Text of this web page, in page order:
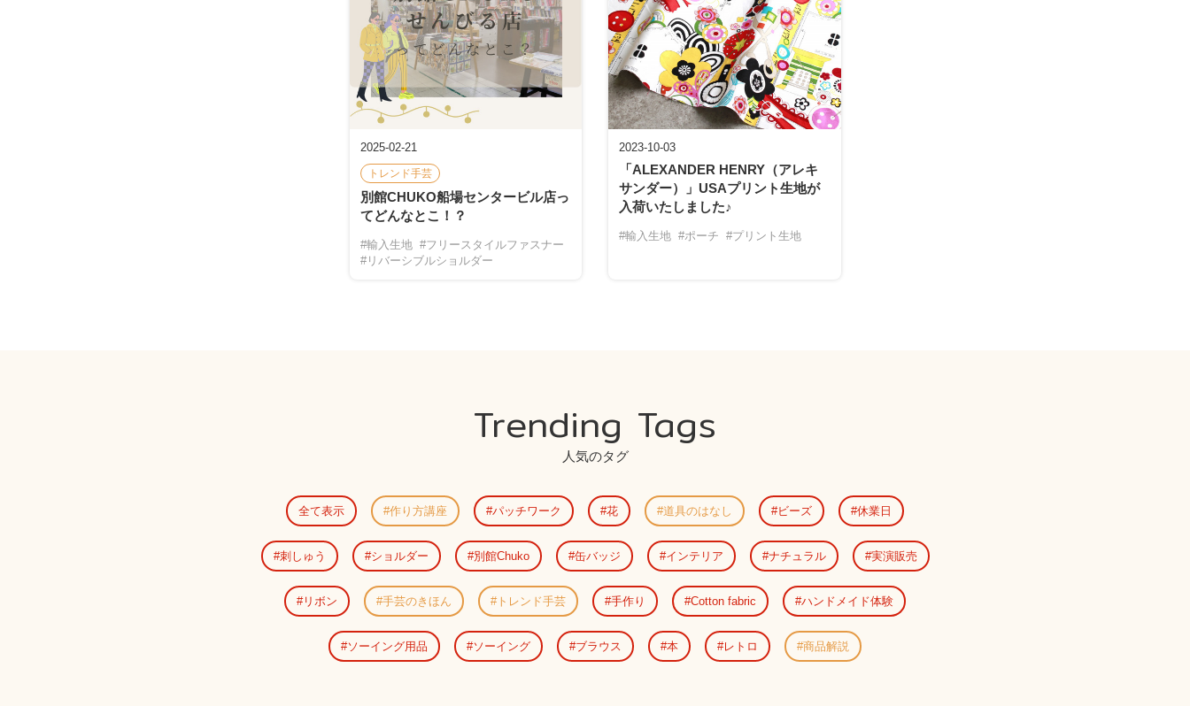
2025-02-21
トレンド手芸
別館CHUKO船場センタービル店っ
てどんなとこ！？
#輸入生地 #フリースタイルファスナー
#リバーシブルショルダー
2023-10-03
「ALEXANDER HENRY（アレキ
サンダー）」USAプリント生地が
入荷いたしました♪
#輸入生地 #ポーチ #プリント生地
Trending Tags
人気のタグ
全て表示 作り方講座 パッチワーク 花 道具のはなし ビーズ 休業日
刺しゅう ショルダー 別館Chuko 缶バッジ インテリア ナチュラル 実演販売
リボン 手芸のきほん トレンド手芸 手作り Cotton fabric ハンドメイド体験
ソーイング用品 ソーイング ブラウス 本 レトロ 商品解説